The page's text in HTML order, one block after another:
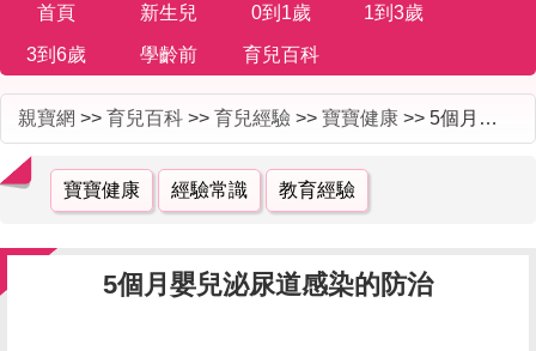
首頁 新生兒 0到1歲 1到3歲
3到6歲 學齡前 育兒百科
親寶網 >> 育兒百科 >> 育兒經驗 >> 寶寶健康 >> 5個月嬰兒泌尿道感染的防治
寶寶健康 經驗常識 教育經驗
5個月嬰兒泌尿道感染的防治